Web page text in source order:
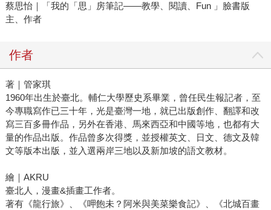
蔡思怡｜「我的「思」房筆記——教學、閱讀、Fun 」臉書版
主、作者
作者
著｜管家琪
1960年出生於臺北。輔仁大學歷史系畢業，曾任民生報記者，至
今專職寫作已三十年，光是臺灣一地，就已出版創作、翻譯和改
寫三百多冊作品，另外在香港、馬來西亞和中國等地，也都有大
量的作品出版。作品曾多次得獎，並授權英文、日文、德文及韓
文等版本出版，並入選兩岸三地以及新加坡的語文教材。
繪｜AKRU
臺北人，漫畫&插畫工作者。
著有《龍行旅》、《呷飽未？阿米與美菜樂食記》、《北城百畫